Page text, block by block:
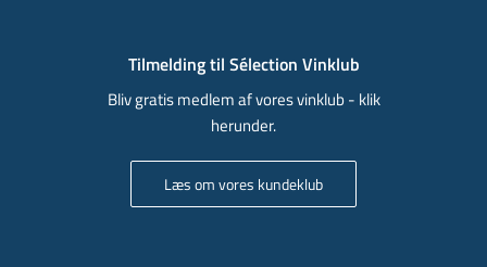
Tilmelding til Sélection Vinklub
Bliv gratis medlem af vores vinklub - klik
herunder.
Læs om vores kundeklub